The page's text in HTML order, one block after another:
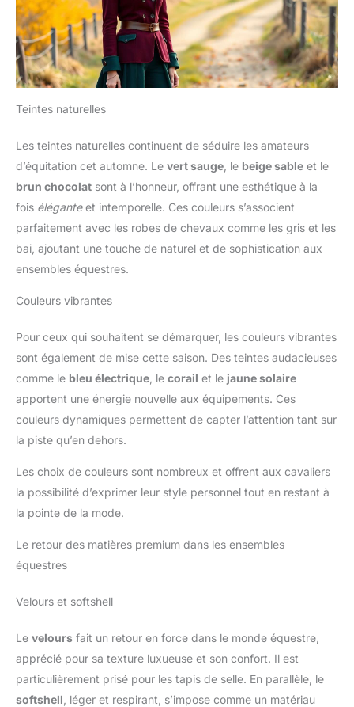
Teintes naturelles
Les teintes naturelles continuent de séduire les amateurs
d’équitation cet automne. Le vert sauge , le beige sable et le
brun chocolat sont à l’honneur, offrant une esthétique à la
fois éléganteet intemporelle. Ces couleurs s’associent
parfaitement avec les robes de chevaux comme les gris et les
bai, ajoutant une touche de naturel et de sophistication aux
ensembles équestres.
Couleurs vibrantes
Pour ceux qui souhaitent se démarquer, les couleurs vibrantes
sont également de mise cette saison. Des teintes audacieuses
comme le bleu électrique , le corail et le jaune solaire
apportent une énergie nouvelle aux équipements. Ces
couleurs dynamiques permettent de capter l’attention tant sur
la piste qu’en dehors.
Les choix de couleurs sont nombreux et offrent aux cavaliers
la possibilité d’exprimer leur style personnel tout en restant à
la pointe de la mode.
Le retour des matières premium dans les ensembles
équestres
Velours et softshell
Le velours fait un retour en force dans le monde équestre,
apprécié pour sa texture luxueuse et son confort. Il est
particulièrement prisé pour les tapis de selle. En parallèle, le
softshell , léger et respirant, s’impose comme un matériau